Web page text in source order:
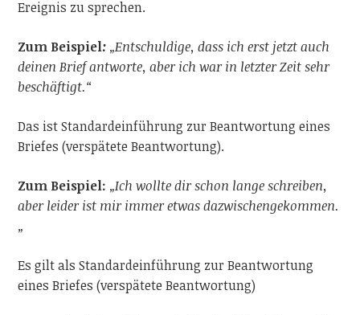
Ereignis zu sprechen.
Zum Beispiel: „Entschuldige, dass ich erst jetzt auch
deinen Brief antworte, aber ich war in letzter Zeit sehr
beschäftigt.“
Das ist Standardeinführung zur Beantwortung eines
Briefes (verspätete Beantwortung).
Zum Beispiel: „Ich wollte dir schon lange schreiben,
aber leider ist mir immer etwas dazwischengekommen.
„
Es gilt als Standardeinführung zur Beantwortung
eines Briefes (verspätete Beantwortung)